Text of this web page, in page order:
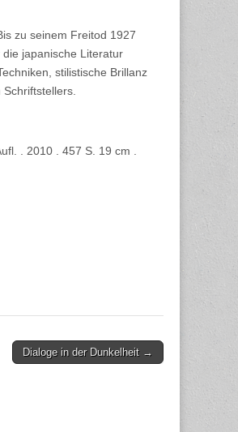
zu seinem Freitod 1927
japanische Literatur
stilistische Brillanz
. 2010 . 457 S. 19 cm .
Dialoge in der Dunkelheit →